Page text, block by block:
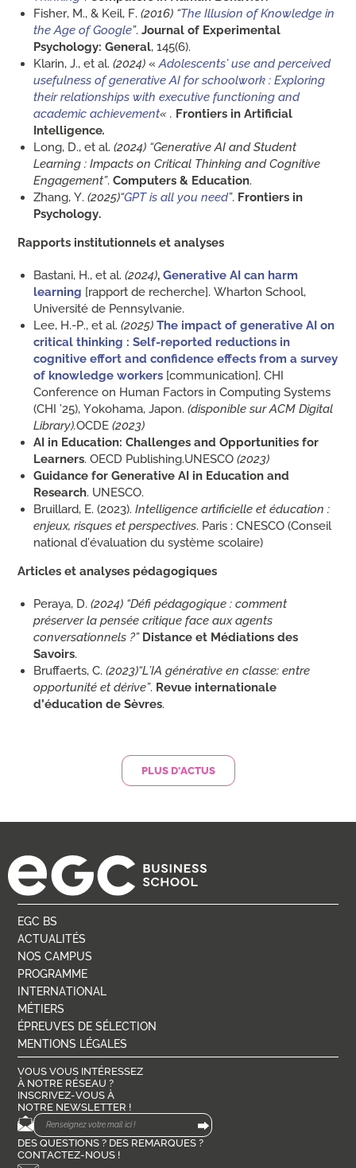
Fisher, M., & Keil, F.(2016) “The Illusion of Knowledge in
the Age of Google”.Journal of Experimental
Psychology: General, 145(6).
Klarin, J., et al.(2024) «Adolescents’ use and perceived
usefulness of generative AI for schoolwork : Exploring
their relationships with executive functioning and
academic achievement« . Frontiers in Artificial
Intelligence.
Long, D., et al.(2024) “Generative AI and Student
Learning : Impacts on Critical Thinking and Cognitive
Engagement”.Computers & Education.
Zhang, Y.(2025)“GPT is all you need”. Frontiers in
Psychology.
Rapports institutionnels et analyses
Bastani, H., et al.(2024),Generative AI can harm
learning [rapport de recherche]. Wharton School,
Université de Pennsylvanie.
Lee, H.-P., et al.(2025) The impact of generative AI on
critical thinking : Self-reported reductions in
cognitive effort and confidence effects from a survey
of knowledge workers [communication]. CHI
Conference on Human Factors in Computing Systems
(CHI ’25), Yokohama, Japon.(disponible sur ACM Digital
Library).OCDE(2023)
AI in Education: Challenges and Opportunities for
Learners. OECD Publishing.UNESCO(2023)
Guidance for Generative AI in Education and
Research. UNESCO.
Bruillard, E. (2023).Intelligence artificielle et éducation :
enjeux, risques et perspectives. Paris : CNESCO (Conseil
national d’évaluation du système scolaire)
Articles et analyses pédagogiques
Peraya, D.(2024) “Défi pédagogique : comment
préserver la pensée critique face aux agents
conversationnels ?” Distance et Médiations des
Savoirs.
Bruffaerts, C.(2023)“L’IA générative en classe: entre
opportunité et dérive”. Revue internationale
d’éducation de Sèvres.
PLUS D'ACTUS
EGC BS
ACTUALITÉS
NOS CAMPUS
PROGRAMME
INTERNATIONAL
MÉTIERS
ÉPREUVES DE SÉLECTION
MENTIONS LÉGALES
VOUS VOUS INTÉRESSEZ
À NOTRE RÉSEAU ?
INSCRIVEZ-VOUS À
NOTRE NEWSLETTER !
DES QUESTIONS ? DES REMARQUES ?
CONTACTEZ-NOUS !